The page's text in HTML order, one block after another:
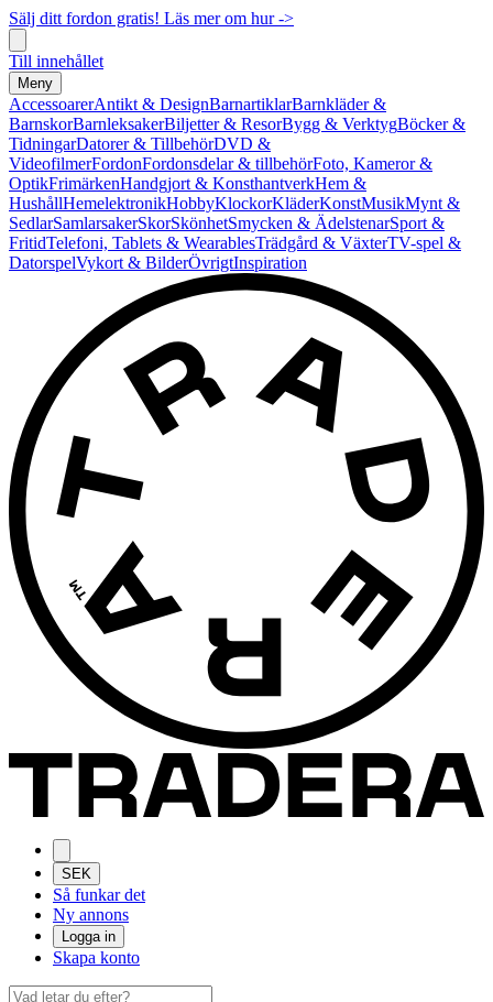
Sälj ditt fordon gratis! Läs mer om hur ->
Till innehållet
Meny
AccessoarerAntikt & DesignBarnartiklarBarnkläder &
BarnskorBarnleksakerBiljetter & ResorBygg & VerktygBöcker &
TidningarDatorer & TillbehörDVD &
VideofilmerFordonFordonsdelar & tillbehörFoto, Kameror &
OptikFrimärkenHandgjort & KonsthantverkHem &
HushållHemelektronikHobbyKlockorKläderKonstMusikMynt &
SedlarSamlarsakerSkorSkönhetSmycken & ÄdelstenarSport &
FritidTelefoni, Tablets & WearablesTrädgård & VäxterTV-spel &
DatorspelVykort & BilderÖvrigtInspiration
SEK
Så funkar det
Ny annons
Logga in
Skapa konto